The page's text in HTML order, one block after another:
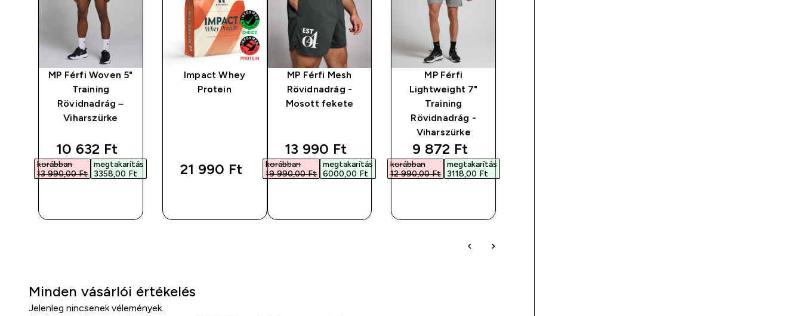
MP Férfi Woven 5"
Training
Rövidnadrág –
Viharszürke
discounted price
10 632 Ft‎
korábban
13 990,00 Ft‎
megtakarítás
3358,00 Ft‎
Impact Whey
Protein
21 990 Ft‎
MP Férfi Mesh
Rövidnadrág -
Mosott fekete
discounted price
13 990 Ft‎
korábban
19 990,00 Ft‎
megtakarítás
6000,00 Ft‎
MP Férfi
Lightweight 7"
Training
Rövidnadrág -
Viharszürke
discounted price
9 872 Ft‎
korábban
12 990,00 Ft‎
megtakarítás
3118,00 Ft‎
Minden vásárlói értékelés
Jelenleg nincsenek vélemények.